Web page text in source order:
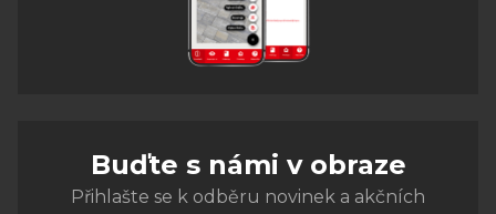
Buďte s námi v obraze
Přihlašte se k odběru novinek a akčních